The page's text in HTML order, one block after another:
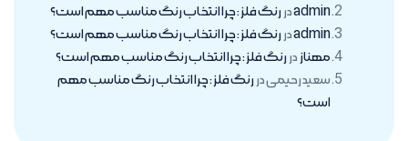
adminدررنگ فلز : چرا انتخاب رنگ مناسب مهم است؟
adminدررنگ فلز : چرا انتخاب رنگ مناسب مهم است؟
مهنازدررنگ فلز : چرا انتخاب رنگ مناسب مهم است؟
سعید رحیمیدررنگ فلز : چرا انتخاب رنگ مناسب مهم
است؟